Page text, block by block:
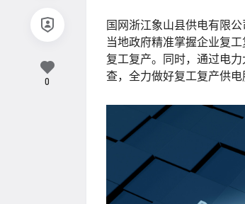
国网浙江象山县供电有限
当地政府精准掌握企业复
复工复产。同时，通过电
查，全力做好复工复产供电
0